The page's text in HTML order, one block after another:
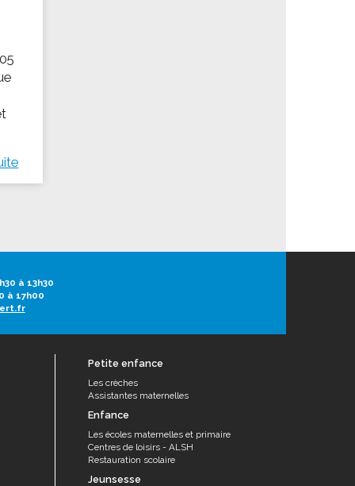
à 13h30
à 17h00
Petite enfance
Les crèches
Assistantes maternelles
Enfance
Les écoles maternelles et primaire
Centres de loisirs - ALSH
Restauration scolaire
Jeunsesse